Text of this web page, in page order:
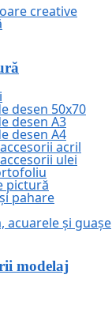
creative
desen 50x70
desen A3
desen A4
acril
ulei
pictură
pahare
acuarele și guașe
modelaj